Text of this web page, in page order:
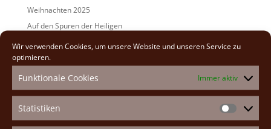
Wir verwenden Cookies, um unsere Website und unseren Service zu
optimieren.
Funktionale Cookies Immer aktiv
Statistiken
Weihnachten 2025
Auf den Spuren der Heiligen
Adventexerzitien 2025
2026(2)
2025(7)
2024(5)